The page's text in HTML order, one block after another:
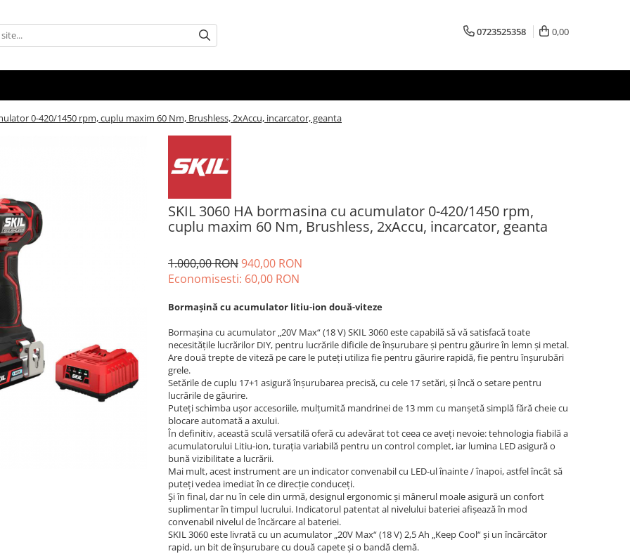
0723525358 0,00
0-420/1450 rpm, cuplu maxim 60 Nm, Brushless, 2xAccu, incarcator, geanta
SKIL 3060 HA bormasina cu acumulator 0-420/1450 rpm,
cuplu maxim 60 Nm, Brushless, 2xAccu, incarcator, geanta
1.000,00 RON940,00 RON
Economisesti: 60,00 RON
Bormaşină cu acumulator litiu-ion două-viteze
Bormaşina cu acumulator „20V Max“ (18 V) SKIL 3060 este capabilă să vă satisfacă toate
necesităţile lucrărilor DIY, pentru lucrările dificile de înşurubare şi pentru găurire în lemn şi metal.
Are două trepte de viteză pe care le puteţi utiliza fie pentru găurire rapidă, fie pentru înşurubări
grele.
Setările de cuplu 17+1 asigură înşurubarea precisă, cu cele 17 setări, şi încă o setare pentru
lucrările de găurire.
Puteţi schimba uşor accesoriile, mulţumită mandrinei de 13 mm cu manşetă simplă fără cheie cu
blocare automată a axului.
În definitiv, această sculă versatilă oferă cu adevărat tot ceea ce aveţi nevoie: tehnologia fiabilă a
acumulatorului Litiu-ion, turaţia variabilă pentru un control complet, iar lumina LED asigură o
bună vizibilitate a lucrării.
Mai mult, acest instrument are un indicator convenabil cu LED-ul înainte / înapoi, astfel încât să
puteţi vedea imediat în ce direcţie conduceţi.
Şi în final, dar nu în cele din urmă, designul ergonomic şi mânerul moale asigură un confort
suplimentar în timpul lucrului. Indicatorul patentat al nivelului bateriei afişează în mod
convenabil nivelul de încărcare al bateriei.
SKIL 3060 este livrată cu un acumulator „20V Max“ (18 V) 2,5 Ah „Keep Cool“ şi un încărcător
rapid, un bit de înşurubare cu două capete şi o bandă clemă.